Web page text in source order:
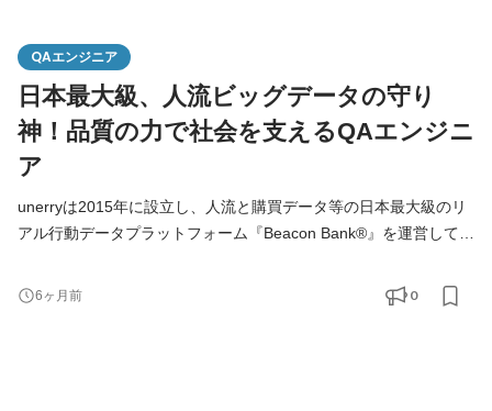
QAエンジニア
日本最大級、人流ビッグデータの守り
神！品質の力で社会を支えるQAエンジニ
ア
unerryは2015年に設立し、人流と購買データ等の日本最大級のリ
アル行動データプラットフォーム『Beacon Bank®』を運営してい
容を促す広告配信、システムソリューションを提供する企業で
6ヶ月前 0